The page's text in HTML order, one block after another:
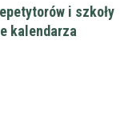
i szkoły
kalendarza